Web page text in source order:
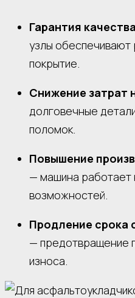
Гарантия
узлы
покрытие.
Снижение затрат
долговечные
поломок.
Повышение
— машина работает
возможностей.
Продление срока
— предотвращение
износа.